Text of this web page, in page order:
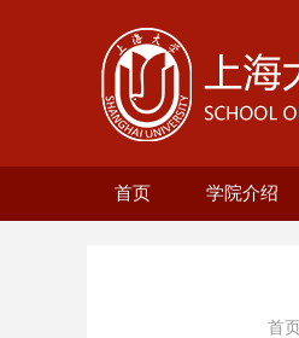
首页 学院介绍
首页